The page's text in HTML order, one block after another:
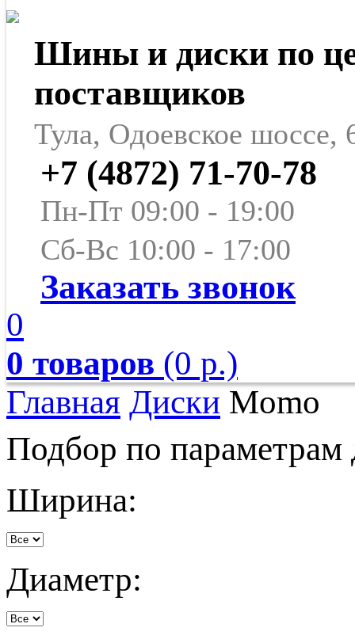
Шины и диски по
поставщиков
Тула, Одоевское шоссе,
+7 (4872) 71-70-78
Пн-Пт 09:00 - 19:00
Сб-Вс 10:00 - 17:00
Заказать звонок
0
0 товаров (0 р.)
Главная Диски Momo
Подбор по параметрам
Ширина:
Диаметр: